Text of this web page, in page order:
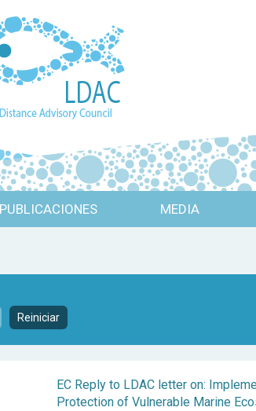
PUBLICACIONES MEDIA
Reiniciar
EC Reply to LDAC letter on:
Protection of Vulnerable Marine